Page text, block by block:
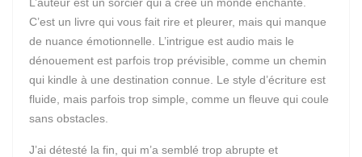
C’est un livre qui vous fait rire et pleurer, mais qui manque
de nuance émotionnelle. L’intrigue est audio mais le
dénouement est parfois trop prévisible, comme un chemin
qui kindle à une destination connue. Le style d’écriture est
fluide, mais parfois trop simple, comme un fleuve qui coule
sans obstacles.
J’ai détesté la fin, qui m’a semblé trop abrupte et